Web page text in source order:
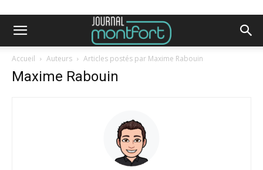
Accueil Auteurs Articles postés par Maxime Rabouin
Maxime Rabouin